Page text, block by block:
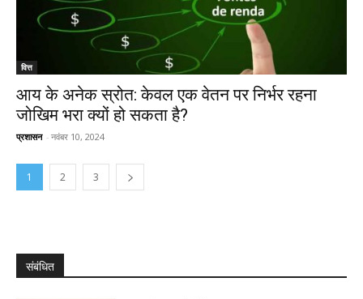
वित्त
आय के अनेक स्रोत: केवल एक वेतन पर निर्भर रहना
जोखिम भरा क्यों हो सकता है?
प्रशासन - नवंबर 10, 2024
1 2 3
संबंधित